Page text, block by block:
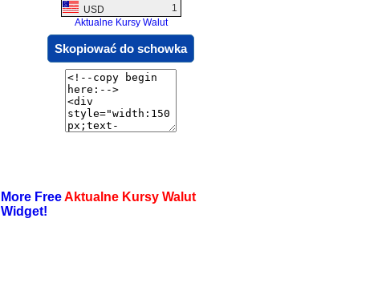
USD
1
Aktualne Kursy Walut
Skopiować do schowka
More FreeAktualne Kursy Walut
Widget!